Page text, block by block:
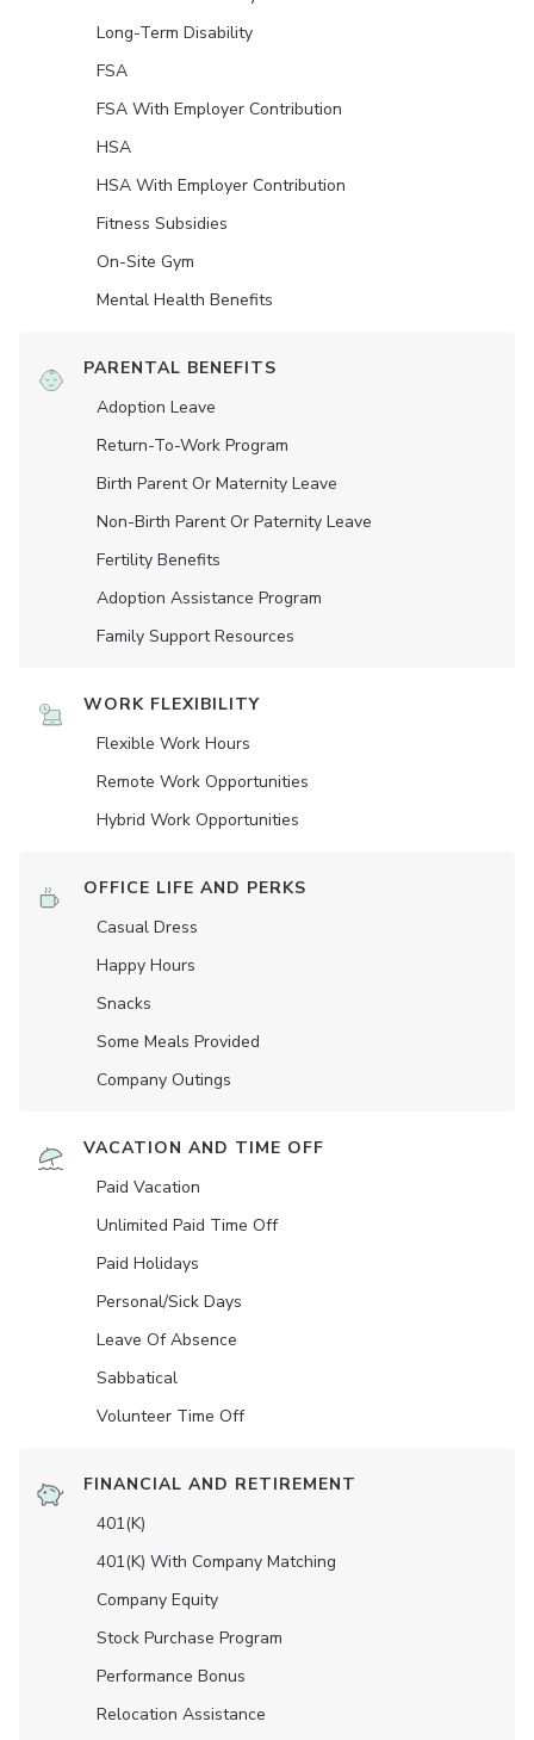
Long-Term Disability
FSA
FSA With Employer Contribution
HSA
HSA With Employer Contribution
Fitness Subsidies
On-Site Gym
Mental Health Benefits
PARENTAL BENEFITS
Adoption Leave
Return-To-Work Program
Birth Parent Or Maternity Leave
Non-Birth Parent Or Paternity Leave
Fertility Benefits
Adoption Assistance Program
Family Support Resources
WORK FLEXIBILITY
Flexible Work Hours
Remote Work Opportunities
Hybrid Work Opportunities
OFFICE LIFE AND PERKS
Casual Dress
Happy Hours
Snacks
Some Meals Provided
Company Outings
VACATION AND TIME OFF
Paid Vacation
Unlimited Paid Time Off
Paid Holidays
Personal/Sick Days
Leave Of Absence
Sabbatical
Volunteer Time Off
FINANCIAL AND RETIREMENT
401(K)
401(K) With Company Matching
Company Equity
Stock Purchase Program
Performance Bonus
Relocation Assistance